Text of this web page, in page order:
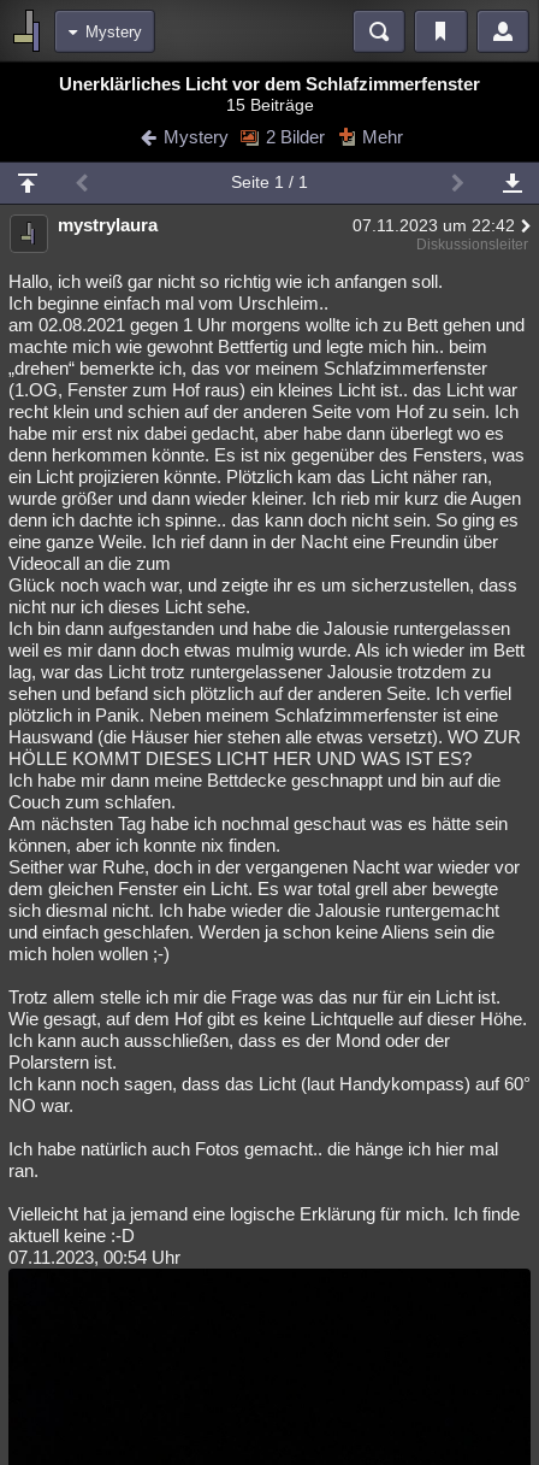
Mystery
Bereiche
Blogs
Chat Wiki Neuigkeiten
meine Rubriken
Menschen Wissenschaft Mystery Kriminalfälle
Spiritualität Verschwörungen Technologie Ufologie
Natur Umfragen Unterhaltung
weitere Rubriken
Philosophie Träume Orte Esoterik Literatur
Astronomie Helpdesk Gruppen Gaming Filme
Musik Clash Verbesserungen Allmystery English
Übersichten
Besucht Teilgenommen
Lesenswert Schlüsselwörter
Unerklärliches Licht vor dem Schlafzimmerfenster
15 Beiträge
Mystery 2 Bilder Mehr
Seite 1 / 1
mystrylaura 07.11.2023 um 22:42
Diskussionsleiter
Hallo, ich weiß gar nicht so richtig wie ich anfangen soll.
Ich beginne einfach mal vom Urschleim..
am 02.08.2021 gegen 1 Uhr morgens wollte ich zu Bett gehen und
machte mich wie gewohnt Bettfertig und legte mich hin.. beim
„drehen“ bemerkte ich, das vor meinem Schlafzimmerfenster
(1.OG, Fenster zum Hof raus) ein kleines Licht ist.. das Licht war
recht klein und schien auf der anderen Seite vom Hof zu sein. Ich
habe mir erst nix dabei gedacht, aber habe dann überlegt wo es
denn herkommen könnte. Es ist nix gegenüber des Fensters, was
ein Licht projizieren könnte. Plötzlich kam das Licht näher ran,
wurde größer und dann wieder kleiner. Ich rieb mir kurz die Augen
denn ich dachte ich spinne.. das kann doch nicht sein. So ging es
eine ganze Weile. Ich rief dann in der Nacht eine Freundin über
Videocall an die zum
Glück noch wach war, und zeigte ihr es um sicherzustellen, dass
nicht nur ich dieses Licht sehe.
Ich bin dann aufgestanden und habe die Jalousie runtergelassen
weil es mir dann doch etwas mulmig wurde. Als ich wieder im Bett
lag, war das Licht trotz runtergelassener Jalousie trotzdem zu
sehen und befand sich plötzlich auf der anderen Seite. Ich verfiel
plötzlich in Panik. Neben meinem Schlafzimmerfenster ist eine
Hauswand (die Häuser hier stehen alle etwas versetzt). WO ZUR
HÖLLE KOMMT DIESES LICHT HER UND WAS IST ES?
Ich habe mir dann meine Bettdecke geschnappt und bin auf die
Couch zum schlafen.
Am nächsten Tag habe ich nochmal geschaut was es hätte sein
können, aber ich konnte nix finden.
Seither war Ruhe, doch in der vergangenen Nacht war wieder vor
dem gleichen Fenster ein Licht. Es war total grell aber bewegte
sich diesmal nicht. Ich habe wieder die Jalousie runtergemacht
und einfach geschlafen. Werden ja schon keine Aliens sein die
mich holen wollen ;-)
Trotz allem stelle ich mir die Frage was das nur für ein Licht ist.
Wie gesagt, auf dem Hof gibt es keine Lichtquelle auf dieser Höhe.
Ich kann auch ausschließen, dass es der Mond oder der
Polarstern ist.
Ich kann noch sagen, dass das Licht (laut Handykompass) auf 60°
NO war.
Ich habe natürlich auch Fotos gemacht.. die hänge ich hier mal
ran.
Vielleicht hat ja jemand eine logische Erklärung für mich. Ich finde
aktuell keine :-D
07.11.2023, 00:54 Uhr